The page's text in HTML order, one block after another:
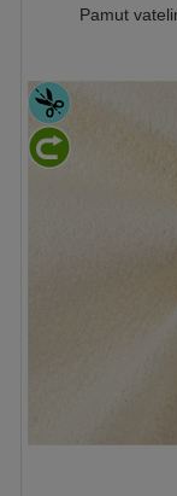
Pamut